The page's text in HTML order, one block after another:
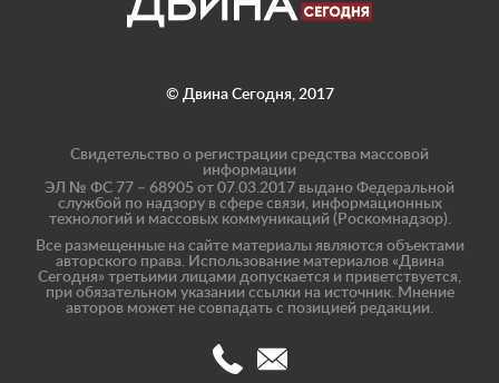
© Двина Сегодня, 2017
Свидетельство о регистрации средства массовой
информации
ЭЛ № ФС 77 – 68905 от 07.03.2017 выдано Федеральной
службой по надзору в сфере связи, информационных
технологий и массовых коммуникаций (Роскомнадзор).
Все размещенные на сайте материалы являются объектами
авторского права. Использование материалов «Двина
Сегодня» третьими лицами допускается и приветствуется,
при обязательном указании ссылки на источник. Мнение
авторов может не совпадать с позицией редакции.
(8182)
47-
info@dvinatoday.ru